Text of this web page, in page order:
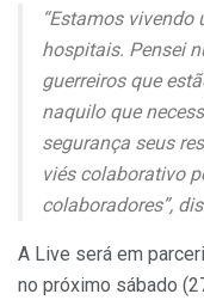
“Estamos
hospitais. Pensei
guerreiros que
naquilo que
segurança seus
viés colaborativo
colaboradores”,
A Live será em
no próximo sábado